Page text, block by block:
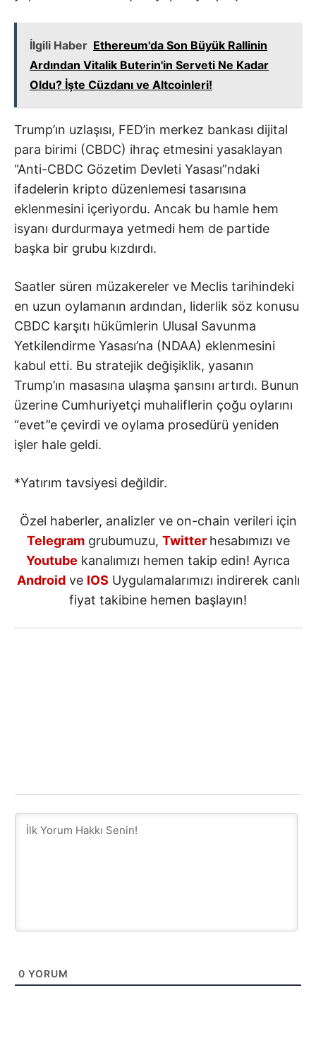
İlgili Haber Ethereum'da Son Büyük Rallinin
Ardından Vitalik Buterin'in Serveti Ne Kadar
Oldu? İşte Cüzdanı ve Altcoinleri!
Trump’ın uzlaşısı, FED’in merkez bankası dijital
para birimi (CBDC) ihraç etmesini yasaklayan
“Anti-CBDC Gözetim Devleti Yasası”ndaki
ifadelerin kripto düzenlemesi tasarısına
eklenmesini içeriyordu. Ancak bu hamle hem
isyanı durdurmaya yetmedi hem de partide
başka bir grubu kızdırdı.
Saatler süren müzakereler ve Meclis tarihindeki
en uzun oylamanın ardından, liderlik söz konusu
CBDC karşıtı hükümlerin Ulusal Savunma
Yetkilendirme Yasası’na (NDAA) eklenmesini
kabul etti. Bu stratejik değişiklik, yasanın
Trump’ın masasına ulaşma şansını artırdı. Bunun
üzerine Cumhuriyetçi muhaliflerin çoğu oylarını
“evet”e çevirdi ve oylama prosedürü yeniden
işler hale geldi.
*Yatırım tavsiyesi değildir.
Özel haberler, analizler ve on-chain verileri için
Telegramgrubumuzu, Twitter hesabımızı ve
Youtube kanalımızı hemen takip edin! Ayrıca
Androidve IOS Uygulamalarımızı indirerek canlı
fiyat takibine hemen başlayın!
0 YORUM